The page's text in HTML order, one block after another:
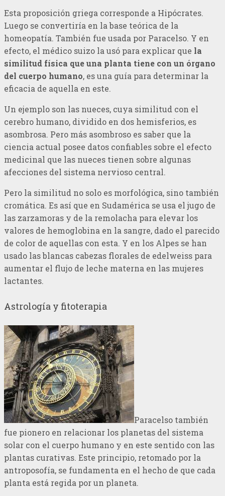
Esta proposición griega corresponde a Hipócrates.
Luego se convertiría en la base teórica de la
homeopatía. También fue usada por Paracelso. Y en
efecto, el médico suizo la usó para explicar que la
similitud física que una planta tiene con un órgano
del cuerpo humano, es una guía para determinar la
eficacia de aquella en este.
Un ejemplo son las nueces, cuya similitud con el
cerebro humano, dividido en dos hemisferios, es
asombrosa. Pero más asombroso es saber que la
ciencia actual posee datos confiables sobre el efecto
medicinal que las nueces tienen sobre algunas
afecciones del sistema nervioso central.
Pero la similitud no solo es morfológica, sino también
cromática. Es así que en Sudamérica se usa el jugo de
las zarzamoras y de la remolacha para elevar los
valores de hemoglobina en la sangre, dado el parecido
de color de aquellas con esta. Y en los Alpes se han
usado las blancas cabezas florales de edelweiss para
aumentar el flujo de leche materna en las mujeres
lactantes.
Astrología y fitoterapia
Paracelso también
fue pionero en relacionar los planetas del sistema
solar con el cuerpo humano y en este sentido con las
plantas curativas. Este principio, retomado por la
antroposofía, se fundamenta en el hecho de que cada
planta está regida por un planeta.